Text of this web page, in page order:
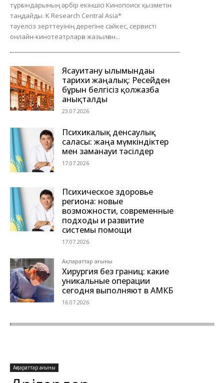
тұрғындарының әрбір екіншісі Кинопоиск қызметін
таңдайды. K Research Central Asia*
тәуелсіз зерттеуінің дерегіне сәйкес, сервисті
онлайн-кинотеатрларға жазылған...
Ясауитану ғылымындағы
тарихи жаңалық: Ресейден
бұрын белгісіз қолжазба
анықталды
23.07.2026
Психикалық денсаулық
саласы: жаңа мүмкіндіктер
мен заманауи тәсілдер
17.07.2026
Психическое здоровье
региона: новые
возможности, современные
подходы и развитие
системы помощи
17.07.2026
Ақпараттар ағыны
Хирургия без границ: какие
уникальные операции
сегодня выполняют в АМКБ
16.07.2026